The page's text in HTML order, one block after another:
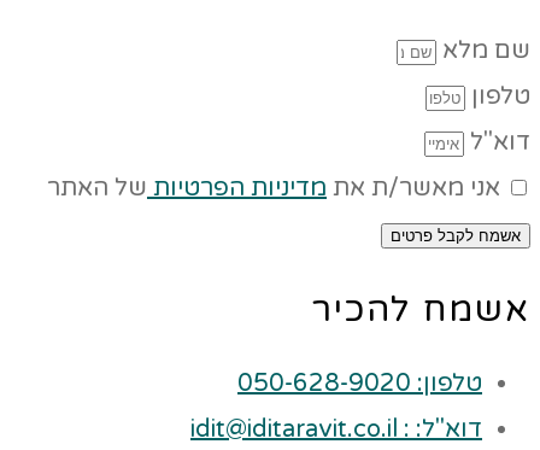
שם מלא
טלפון
דוא"ל
אני מאשר/ת את מדיניות הפרטיות של האתר
אשמח לקבל פרטים
אשמח להכיר
טלפון: 050-628-9020
דוא"ל: : idit@iditaravit.co.il